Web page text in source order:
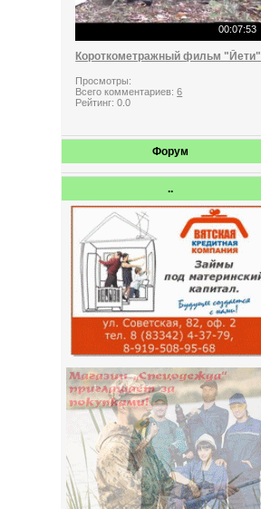
00:07:53
Короткометражный фильм "Йети"
Просмотры:
Всего комментариев:6
Рейтинг:0.0
Форум
..